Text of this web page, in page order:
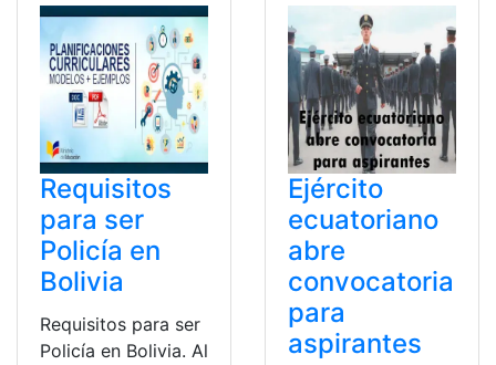
Requisitos
para ser
Policía en
Bolivia
Requisitos para ser
Policía en Bolivia. Al
Ejército
ecuatoriano
abre
convocatoria
para
aspirantes